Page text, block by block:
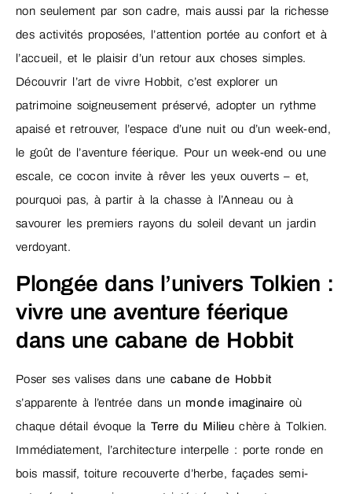
non seulement par son cadre, mais aussi par la richesse
des activités proposées, l’attention portée au confort et à
l’accueil, et le plaisir d’un retour aux choses simples.
Découvrir l’art de vivre Hobbit, c’est explorer un
patrimoine soigneusement préservé, adopter un rythme
apaisé et retrouver, l’espace d’une nuit ou d’un week-end,
le goût de l’aventure féerique. Pour un week-end ou une
escale, ce cocon invite à rêver les yeux ouverts – et,
pourquoi pas, à partir à la chasse à l’Anneau ou à
savourer les premiers rayons du soleil devant un jardin
verdoyant.
Plongée dans l’univers Tolkien :
vivre une aventure féerique
dans une cabane de Hobbit
Poser ses valises dans unecabane de Hobbit
s’apparente à l’entrée dans un monde imaginaire où
chaque détail évoque laTerre du Milieuchère à Tolkien.
Immédiatement, l’architecture interpelle : porte ronde en
bois massif, toiture recouverte d’herbe, façades semi-